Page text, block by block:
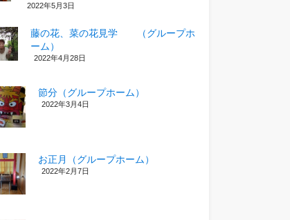
2022年5月3日
藤の花、菜の花見学 （グループホ
ーム）
2022年4月28日
節分（グループホーム）
2022年3月4日
お正月（グループホーム）
2022年2月7日